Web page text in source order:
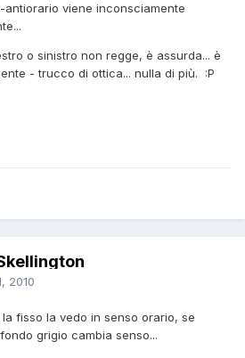
viene inconsciamente
o sinistro non regge, è assurda... è
- trucco di ottica... nulla di più. :P
2010
fisso la vedo in senso orario, se
grigio cambia senso...